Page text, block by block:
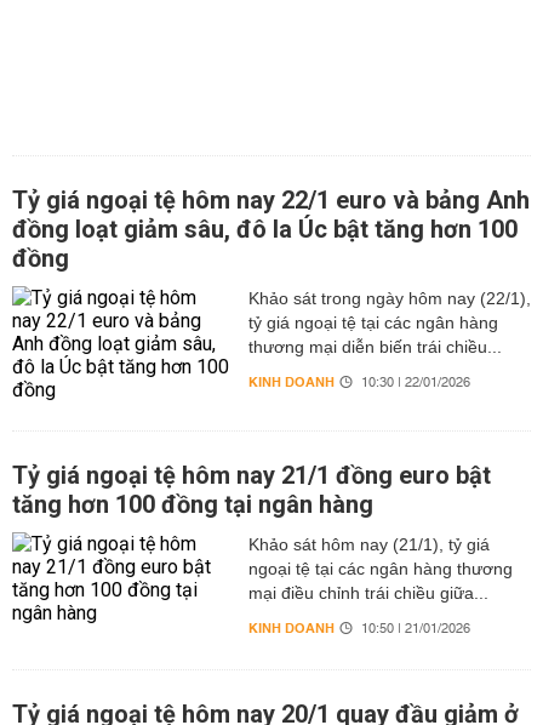
Tỷ giá ngoại tệ hôm nay 22/1 euro và bảng Anh
đồng loạt giảm sâu, đô la Úc bật tăng hơn 100
đồng
Khảo sát trong ngày hôm nay (22/1),
tỷ giá ngoại tệ tại các ngân hàng
thương mại diễn biến trái chiều...
KINH DOANH 10:30 | 22/01/2026
Tỷ giá ngoại tệ hôm nay 21/1 đồng euro bật
tăng hơn 100 đồng tại ngân hàng
Khảo sát hôm nay (21/1), tỷ giá
ngoại tệ tại các ngân hàng thương
mại điều chỉnh trái chiều giữa...
KINH DOANH 10:50 | 21/01/2026
Tỷ giá ngoại tệ hôm nay 20/1 quay đầu giảm ở